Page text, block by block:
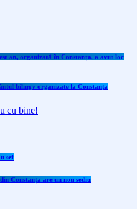
an, organizată în Constanța, a avut loc
bilingv organizate la Constanţa
sef
Constanța are un nou sediu